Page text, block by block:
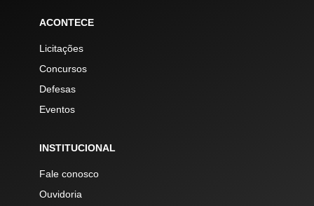
ACONTECE
Licitações
Concursos
Defesas
Eventos
INSTITUCIONAL
Fale conosco
Ouvidoria